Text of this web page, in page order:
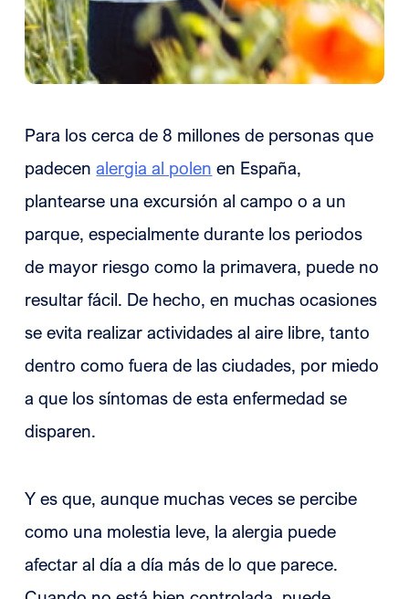
Para los cerca de 8 millones de personas que
padecenalergia al polen en España,
plantearse una excursión al campo o a un
parque, especialmente durante los periodos
de mayor riesgo como la primavera, puede no
resultar fácil. De hecho, en muchas ocasiones
se evita realizar actividades al aire libre, tanto
dentro como fuera de las ciudades, por miedo
a que los síntomas de esta enfermedad se
disparen.
Y es que, aunque muchas veces se percibe
como una molestia leve, la alergia puede
afectar al día a día más de lo que parece.